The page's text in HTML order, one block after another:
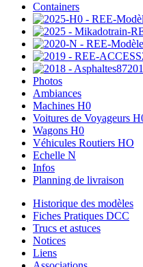
Containers
Photos
Ambiances
Machines H0
Voitures de Voyageurs
Wagons H0
Véhicules Routiers HO
Echelle N
Infos
Planning de livraison
Historique des modèles
Fiches Pratiques DCC
Trucs et astuces
Notices
Liens